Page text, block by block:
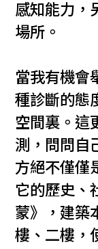
感知能力，
場所。
當我有機會
種診斷的態
空間裏。這
測，問問自
方絕不僅僅
它的歷史、
蒙》，建築
樓、二樓，